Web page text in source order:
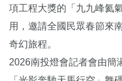
項工程大獎的「九九峰氦
用，邀請全國民眾春節來
奇幻旅程。
2026南投燈會記者會由簡